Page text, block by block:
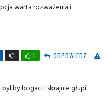
warta rozważenia i
1 ODPOWIEDZ
bogaci i skrajnie głupi